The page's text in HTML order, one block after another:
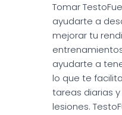
Tomar
ayudarte a
mejorar tu
ayudarte a
lo que te
tareas diarias
lesiones.